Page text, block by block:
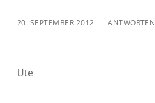
20. SEPTEMBER 2012 ANTWORTEN
Ute